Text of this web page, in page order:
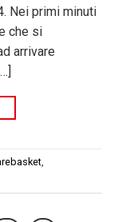
Nei primi minuti
che si
arrivare
,